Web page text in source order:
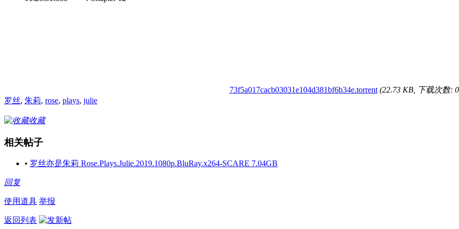
73f5a017cacb03031e104d381bf6b34e.torrent (22.73 KB, 下载次数:
罗丝, 朱莉, rose, plays, julie
收藏
相关帖子
• 罗丝亦是朱莉 Rose.Plays.Julie.2019.1080p.BluRay.x264-SCARE 7.04GB
回复
使用道具 举报
返回列表